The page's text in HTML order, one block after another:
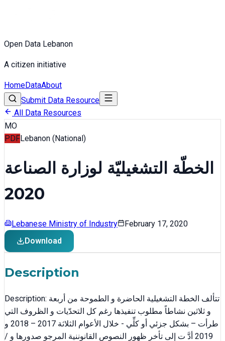
Open Data Lebanon
A citizen initiative
HomeDataAbout
Submit Data Resource
All Data Resources
MO
PDFLebanon (National)
الخطّة التشغيليّة لوزارة الصناعة
2020
Lebanese Ministry of Industry
February 17, 2020
Download
Description
Description: تتألف الخطة التشغيلية الحاضرة و الطموحة من أربعة
و ثلاثين نشاطاً مطلوب تنفيذها رغم كل التحدّيات و الظروف التي
طرأت – بشكل جزئي أو كلِّي - خلال الأعوام الثلاثة 2017 – 2018 و
2019 أدَّ ت إلى تأخر ظهور النصوص القانوننية المرجو صدورها و /